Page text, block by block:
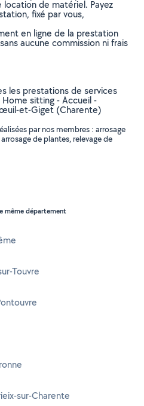
de matériel. Payez
fixé par vous,
en ligne de la prestation
aucune commission ni frais
les prestations de services
sitting - Accueil -
et-Giget (Charente)
par nos membres : arrosage
de plantes, relevage de
même département
Touvre
sur-Charente